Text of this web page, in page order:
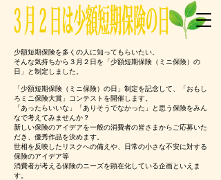
少額短期保険を多くの人に知ってもらいたい。
そんな気持ちから３月２日を「少額短期保険（ミニ保険）の
日」と制定しました。
「少額短期保険（ミニ保険）の日」制定を記念して、「おもし
ろミニ保険大賞」コンテストを開催します。
「あったらいいな」「ありそうでなかった」と思う保険をみん
なで考えてみませんか？
新しい保険のアイデアを一般の消費者の皆さまから ご応募いた
だき、優秀作品を決めます。
世相を反映したリスクへの備えや、日常の小さな不安に対する
保険のアイデア等
消費者が考える保険のニーズを顕在化している企画といえま
す。